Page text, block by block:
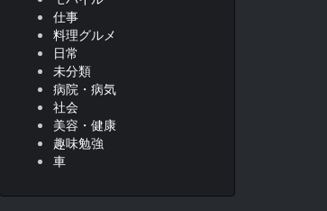
仕事
料理グルメ
日常
未分類
病院・病気
社会
美容・健康
趣味勉強
車